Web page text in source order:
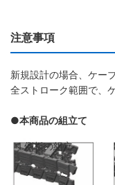
注意事項
新規設計の場合、ケー
全ストローク範囲で、
●本商品の組立て
1.側板の組立